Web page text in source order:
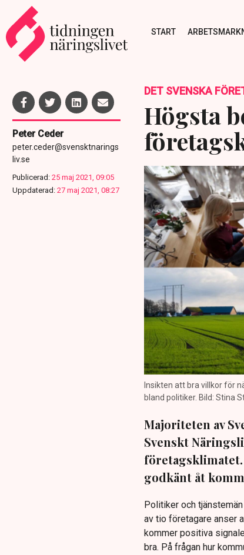
START
Peter Ceder
peter.ceder@svensktnarings
liv.se
Publicerad: 25 maj 2021, 09:05
Uppdaterad: 27 maj 2021, 08:27
DET SVENSKA
Högsta
Insikten att bra villkor för
bland politiker. Bild: Stina
Majoriteten av
Svenskt
godkänt åt
Politiker och
av tio företagare anser
kommer positiva
bra. På frågan hur